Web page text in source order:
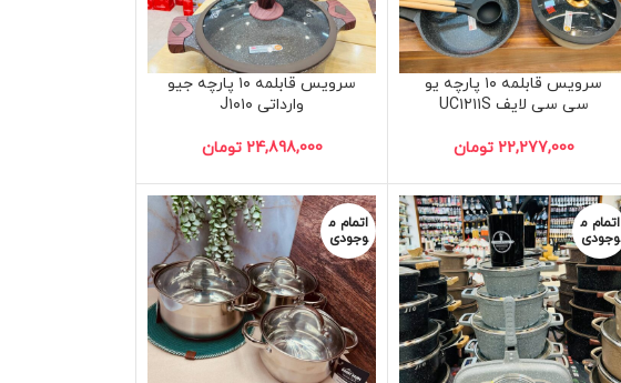
سرویس قابلمه ۱۰ پارچه یو
سی سی لایف UC۱۲۱۱S
22,277,000 تومان
سرویس قابلمه ۱۰ پارچه جیو
وارداتی J۱۰۱۰
24,898,000 تومان
اتمام م
وجودی
اتمام م
وجودی